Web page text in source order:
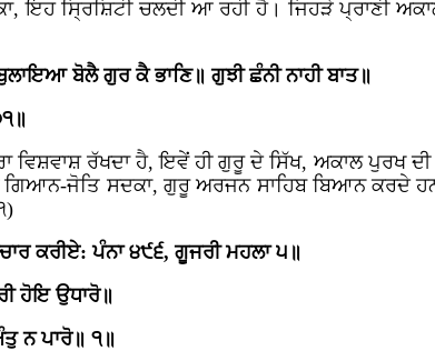
ਇਹ ਸ੍ਰਿਸ਼ਿਟੀ ਚਲਦੀ ਆ ਰਹੀ ਹੈ। ਜਿਹੜੇ ਪ੍ਰਾਣੀ
ਬੋਲੈ ਗੁਰ ਕੈ ਭਾਣਿ॥ ਗੁਝੀ ਛੰਨੀ ਨਾਹੀ ਬਾਤ॥
ਵਿਸ਼ਵਾਸ਼ ਰੱਖਦਾ ਹੈ, ਇਵੇਂ ਹੀ ਗੁਰੂ ਦੇ ਸਿੱਖ, ਅਕਾਲ ਪੁਰਖ
ਗਿਆਨ-ਜੋਤਿ ਸਦਕਾ, ਗੁਰੂ ਅਰਜਨ ਸਾਹਿਬ ਬਿਆਨ ਕਰਦੇ
ਕਰੀਏ: ਪੰਨਾ ੪੯੬, ਗੂਜਰੀ ਮਹਲਾ ੫॥
ਹੋਇ ਉਧਾਰੋ॥
ਨ ਪਾਰੋ॥ ੧॥